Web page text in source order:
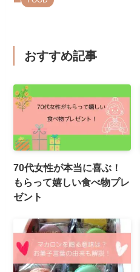
おすすめ記事
70代女性が本当に喜ぶ！
もらって嬉しい食べ物プレ
ゼント